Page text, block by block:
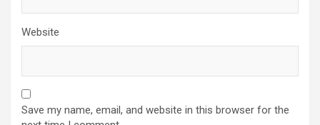
Website
Save my name, email, and website in this browser for the